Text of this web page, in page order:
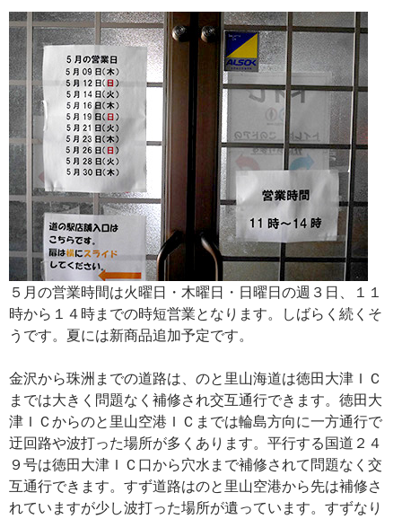
５月の営業時間は火曜日・木曜日・日曜日の週３日、１１
時から１４時までの時短営業となります。しばらく続くそ
うです。夏には新商品追加予定です。
金沢から珠洲までの道路は、のと里山海道は徳田大津ＩＣ
までは大きく問題なく補修され交互通行できます。徳田大
津ＩＣからのと里山空港ＩＣまでは輪島方向に一方通行で
迂回路や波打った場所が多くあります。平行する国道２４
９号は徳田大津ＩＣ口から穴水まで補修されて問題なく交
互通行できます。すず道路はのと里山空港から先は補修さ
れていますが少し波打った場所が遺っています。すずなり